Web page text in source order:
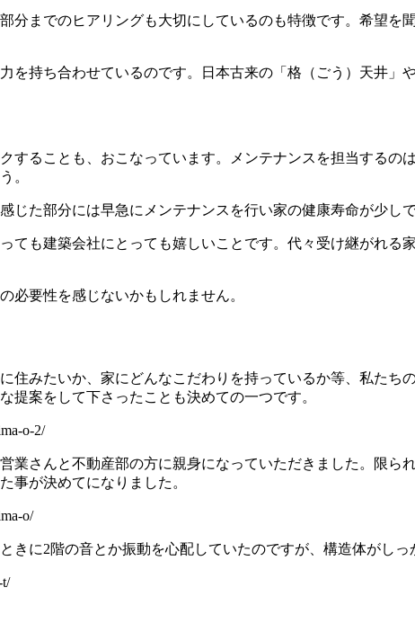
分までのヒアリングも大切にしているのも特徴です。希望を
を持ち合わせているのです。日本古来の「格（ごう）天井」
することも、おこなっています。メンテナンスを担当するの
。
た部分には早急にメンテナンスを行い家の健康寿命が少し
ても建築会社にとっても嬉しいことです。代々受け継がれる
必要性を感じないかもしれません。
住みたいか、家にどんなこだわりを持っているか等、私たち
提案をして下さったことも決めての一つです。
o-2/
業さんと不動産部の方に親身になっていただきました。限ら
事が決めてになりました。
o/
きに2階の音とか振動を心配していたのですが、構造体がし
t/